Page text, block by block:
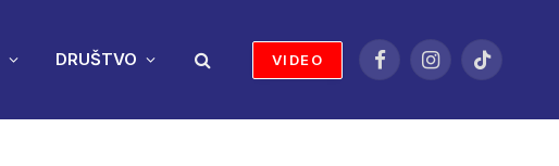
DRUŠTVO VIDEO
FacebookInstagramTikTok